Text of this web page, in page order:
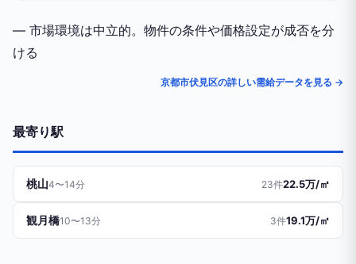
— 市場環境は中立的。物件の条件や価格設定が成否を分
ける
京都市伏見区の詳しい需給データを見る →
最寄り駅
桃山4〜14分 23件22.5万/㎡
観月橋10〜13分 3件19.1万/㎡